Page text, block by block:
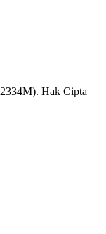
Hak Cipta